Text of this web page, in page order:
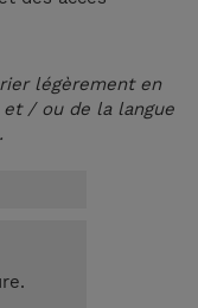
légèrement en
/ ou de la langue